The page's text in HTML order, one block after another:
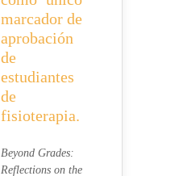
marcador de
aprobación
de
estudiantes
de
fisioterapia.
Beyond Grades:
Reflections on the